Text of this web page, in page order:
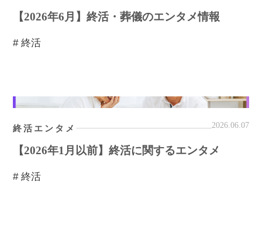
【2026年6月】終活・葬儀のエンタメ情報
# 終活
終活エンタメ 2026.06.07
【2026年1月以前】終活に関するエンタメ
# 終活